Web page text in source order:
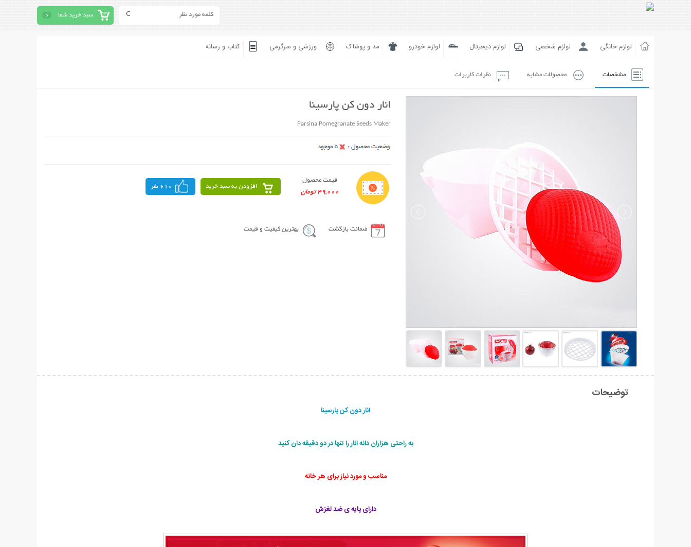
سبد خرید شما 0
لوازم خانگی لوازم شخصی لوازم دیجیتال لوازم خودرو مد و پوشاک ورزشی و سرگرمی کتاب و رسانه
مشخصات محصولات مشابه نظرات کاربرات
انار دون کن پارسینا
Parsina Pomegranate Seeds Maker
قیمت محصول
49,000 تومان
افزودن به سبد خرید 610 نفر
ضمانت بازگشت بهترین کیفیت و قیمت
توضیحات
انار دون کن پارسینا
به راحتی هزاران دانه انار را تنها در دو دقیقه دان کنید
مناسب و مورد نیاز برای هر خانه
دارای پایه ی ضد لغزش